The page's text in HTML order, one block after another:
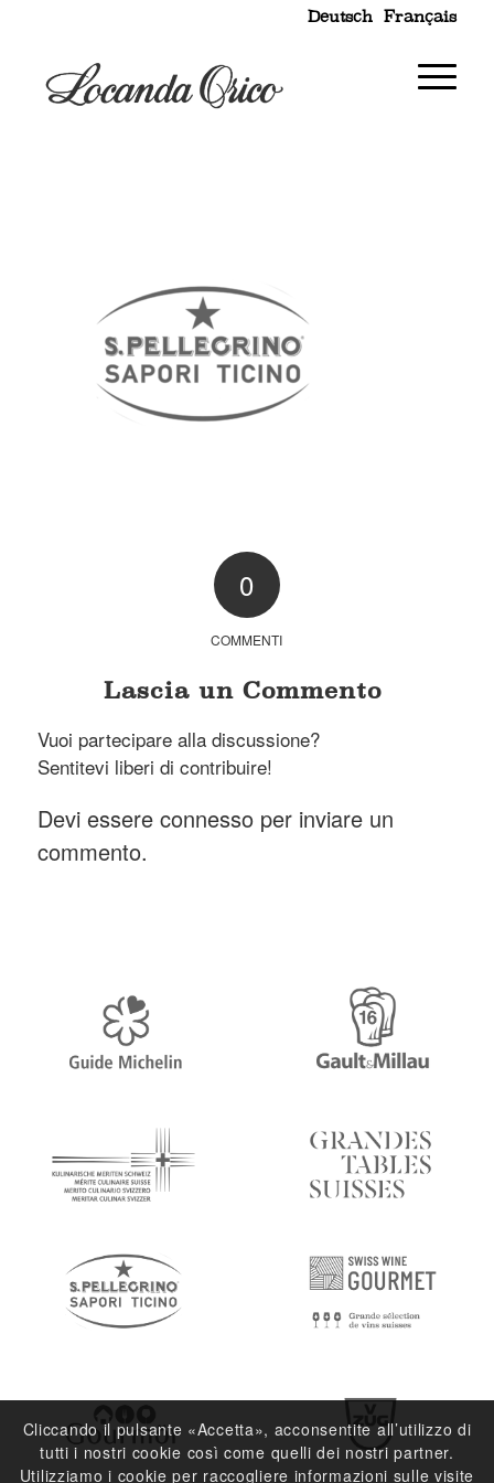
Deutsch Français
0
COMMENTI
Lascia un Commento
Vuoi partecipare alla discussione?
Sentitevi liberi di contribuire!
Devi essere connessoper inviare un
commento.
Cliccando il pulsante «Accetta», acconsentite all’utilizzo di
tutti i nostri cookie così come quelli dei nostri partner.
Utilizziamo i cookie per raccogliere informazioni sulle visite